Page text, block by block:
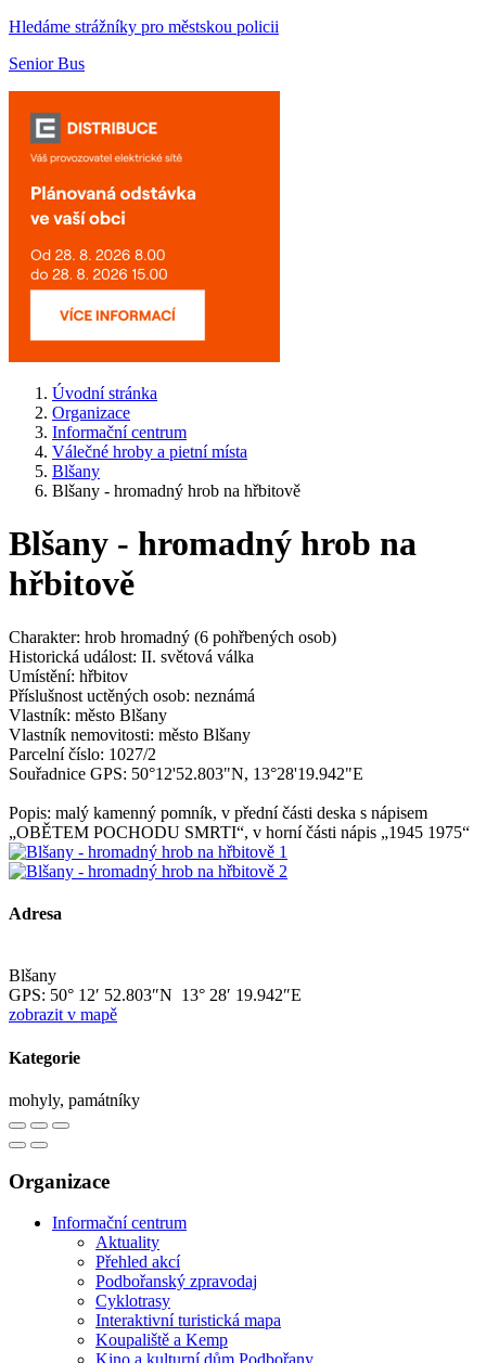
Hledáme strážníky pro městskou policii
Senior Bus
Úvodní stránka
Organizace
Informační centrum
Válečné hroby a pietní místa
Blšany
Blšany - hromadný hrob na hřbitově
Blšany - hromadný hrob na
hřbitově
Charakter: hrob hromadný (6 pohřbených osob)
Historická událost: II. světová válka
Umístění: hřbitov
Příslušnost uctěných osob: neznámá
Vlastník: město Blšany
Vlastník nemovitosti: město Blšany
Parcelní číslo: 1027/2
Souřadnice GPS: 50°12'52.803"N, 13°28'19.942"E
Popis: malý kamenný pomník, v přední části deska s nápisem
„OBĚTEM POCHODU SMRTI“, v horní části nápis „1945 1975“
Adresa
Blšany
GPS: 50° 12′ 52.803″N 13° 28′ 19.942″E
zobrazit v mapě
Kategorie
mohyly, památníky
Organizace
Informační centrum
Aktuality
Přehled akcí
Podbořanský zpravodaj
Cyklotrasy
Interaktivní turistická mapa
Koupaliště a Kemp